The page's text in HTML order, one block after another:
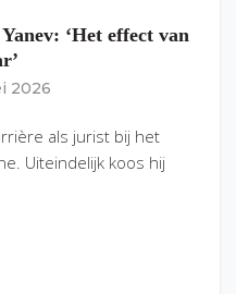
‘Het effect van
2026
als jurist bij het
Uiteindelijk koos hij